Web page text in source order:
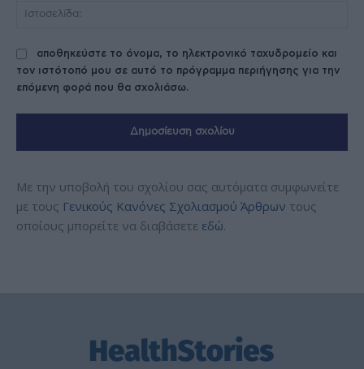
αποθηκεύστε το όνομα, το ηλεκτρονικό ταχυδρομείο και
τον ιστότοπό μου σε αυτό το πρόγραμμα περιήγησης για την
επόμενη φορά που θα σχολιάσω.
Με την υποβολή του σχολίου σας αυτόματα συμφωνείτε
με τους Γενικούς Κανόνες Σχολιασμού Άρθρων τους
οποίους μπορείτε να διαβάσετε εδώ.